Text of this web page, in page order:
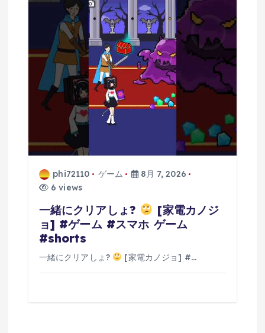
phi72110 ゲーム
8月 7, 2026
6 views
一緒にクリアしょ?
[家電カノジ
ョ] #ゲーム #スマホ ゲーム
#shorts
一緒にクリアしょ? [家電カノジョ] #…